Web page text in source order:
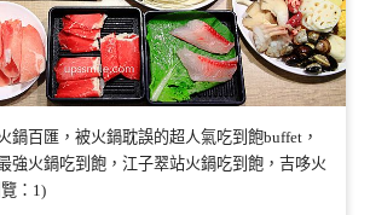
鍋百匯，被火鍋耽誤的超人氣吃到飽buffet，
強火鍋吃到飽，江子翠站火鍋吃到飽，吉哆火
：1)